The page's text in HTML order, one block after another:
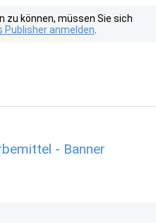
zu können, müssen Sie sich
Publisher anmelden
- Banner